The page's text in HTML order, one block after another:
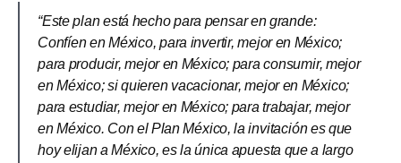
“Este plan está hecho para pensar en grande:
Confíen en México, para invertir, mejor en México;
para producir, mejor en México; para consumir, mejor
en México; si quieren vacacionar, mejor en México;
para estudiar, mejor en México; para trabajar, mejor
en México. Con el Plan México, la invitación es que
hoy elijan a México, es la única apuesta que a largo